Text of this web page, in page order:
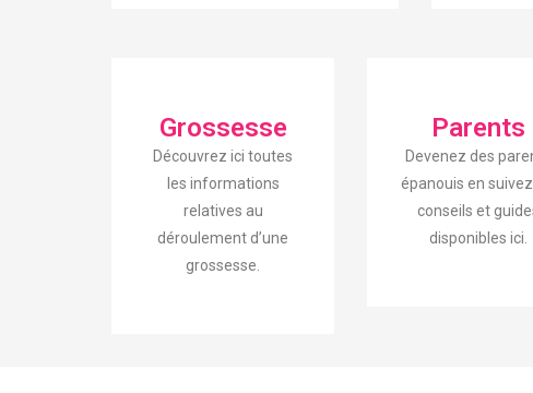
Grossesse
Découvrez ici toutes
les informations
relatives au
déroulement d’une
grossesse.
Parents
Devenez des
épanouis en
conseils et
disponibles ici.